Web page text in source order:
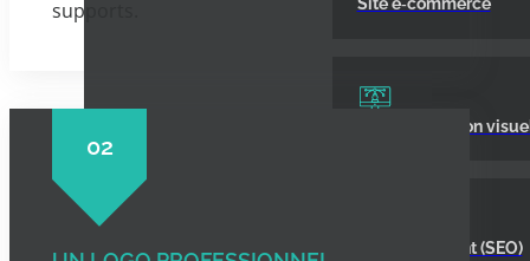
Communication
Référencement (SEO)
supports.
02